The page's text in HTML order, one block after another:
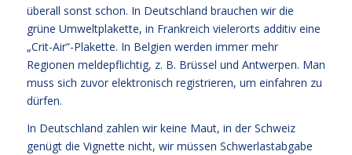
überall sonst schon. In Deutschland brauchen wir die
grüne Umweltplakette, in Frankreich vielerorts additiv eine
„Crit-Air“-Plakette. In Belgien werden immer mehr
Regionen meldepflichtig, z. B. Brüssel und Antwerpen. Man
muss sich zuvor elektronisch registrieren, um einfahren zu
dürfen.
In Deutschland zahlen wir keine Maut, in der Schweiz
genügt die Vignette nicht, wir müssen Schwerlastabgabe